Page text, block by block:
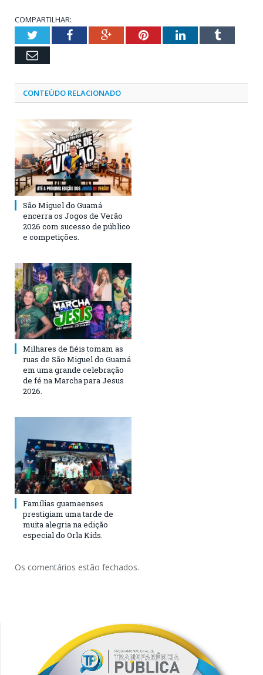
COMPARTILHAR:
TwitterFacebookGoogle+PinterestLinkedInTumblr
Email
CONTEÚDO RELACIONADO
São Miguel do Guamá
encerra os Jogos de Verão
2026 com sucesso de público
e competições.
Milhares de fiéis tomam as
ruas de São Miguel do Guamá
em uma grande celebração
de fé na Marcha para Jesus
2026.
Famílias guamaenses
prestigiam uma tarde de
muita alegria na edição
especial do Orla Kids.
Os comentários estão fechados.